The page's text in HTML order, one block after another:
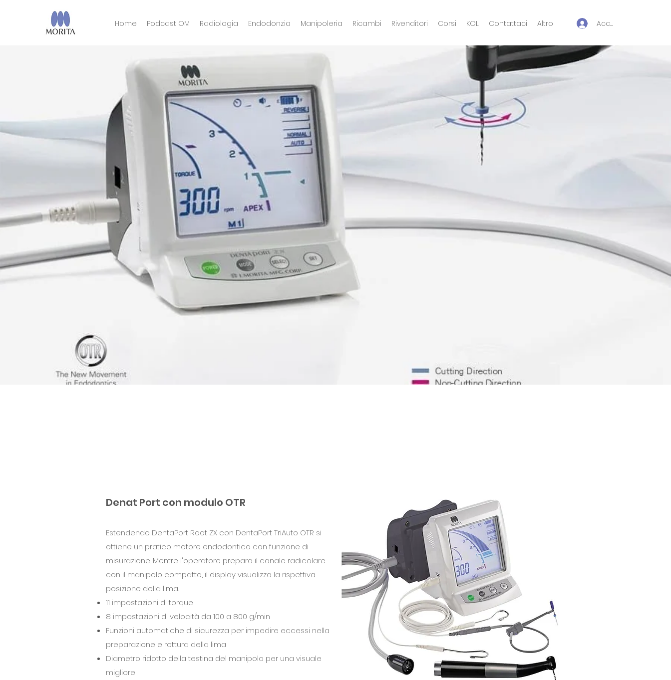
Home Podcast OM Radiologia Endodonzia Manipoleria Ricambi Rivenditori Corsi KOL Contattaci Altro Accedi
Denat Port con modulo OTR
Estendendo DentaPort Root ZX con DentaPort TriAuto OTR si
ottiene un pratico motore endodontico con funzione di
misurazione. Mentre l'operatore prepara il canale radicolare
con il manipolo compatto, il display visualizza la rispettiva
posizione della lima.
11 impostazioni di torque
8 impostazioni di velocità da 100 a 800 g/min
Funzioni automatiche di sicurezza per impedire eccessi nella
preparazione e rottura della lima
Diametro ridotto della testina del manipolo per una visuale
migliore